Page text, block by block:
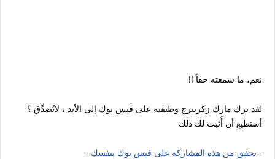
!! نعم، ما سمعته حقاً
لقد ترك مارك زكربيرج وظيفته على فيس بوك إلى الأبد ، لاتُصدِّق ؟
أستطيع أن أُثبت لك ذلك
- تحقق من هذه المشاركة على فيس بوك بنفسك -